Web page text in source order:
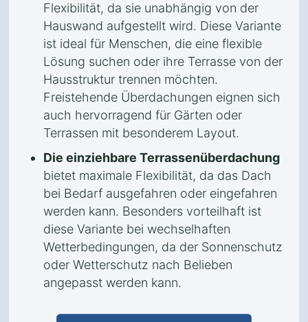
Flexibilität, da sie unabhängig von der
Hauswand aufgestellt wird. Diese Variante
ist ideal für Menschen, die eine flexible
Lösung suchen oder ihre Terrasse von der
Hausstruktur trennen möchten.
Freistehende Überdachungen eignen sich
auch hervorragend für Gärten oder
Terrassen mit besonderem Layout.
Die einziehbare Terrassenüberdachung
bietet maximale Flexibilität, da das Dach
bei Bedarf ausgefahren oder eingefahren
werden kann. Besonders vorteilhaft ist
diese Variante bei wechselhaften
Wetterbedingungen, da der Sonnenschutz
oder Wetterschutz nach Belieben
angepasst werden kann.